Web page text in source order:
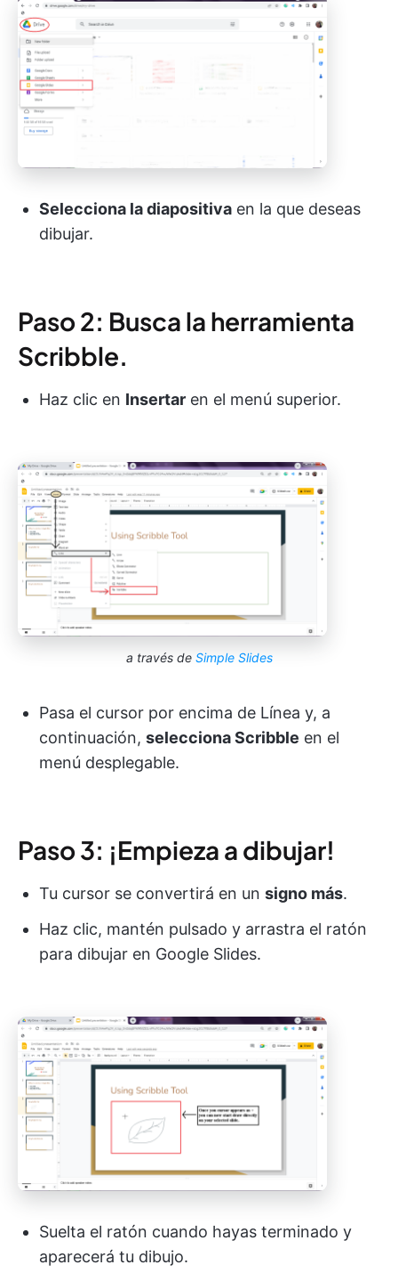
Selecciona la diapositiva en la que deseas
dibujar.
Paso 2: Busca la herramienta
Scribble.
Haz clic en Insertar en el menú superior.
a través de Simple Slides
Pasa el cursor por encima de Línea y, a
continuación, selecciona Scribble en el
menú desplegable.
Paso 3: ¡Empieza a dibujar!
Tu cursor se convertirá en un signo más.
Haz clic, mantén pulsado y arrastra el ratón
para dibujar en Google Slides.
Suelta el ratón cuando hayas terminado y
aparecerá tu dibujo.